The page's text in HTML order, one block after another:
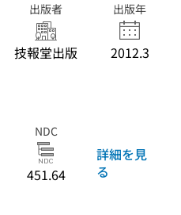
出版者
技報堂出版
出版年
2012.3
NDC
451.64
詳細を見
る